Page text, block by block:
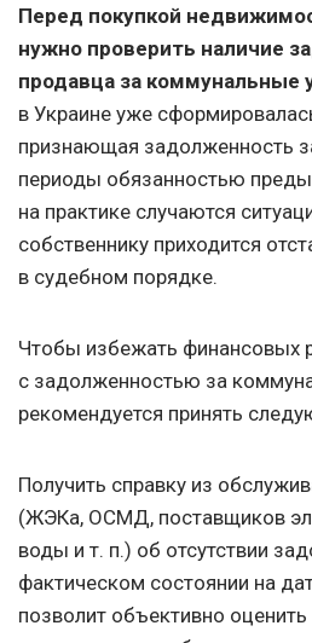
Перед покупкой
нужно проверить наличие
продавца за коммунальные
в Украине уже
признающая задолженность
периоды обязанностью
на практике случаются
собственнику приходится
в судебном порядке.
Чтобы избежать финансовых
с задолженностью за
рекомендуется принять
Получить справку из
(ЖЭКа, ОСМД, поставщиков
воды и т. п.) об отсутствии
фактическом состоянии на
позволит объективно оценить